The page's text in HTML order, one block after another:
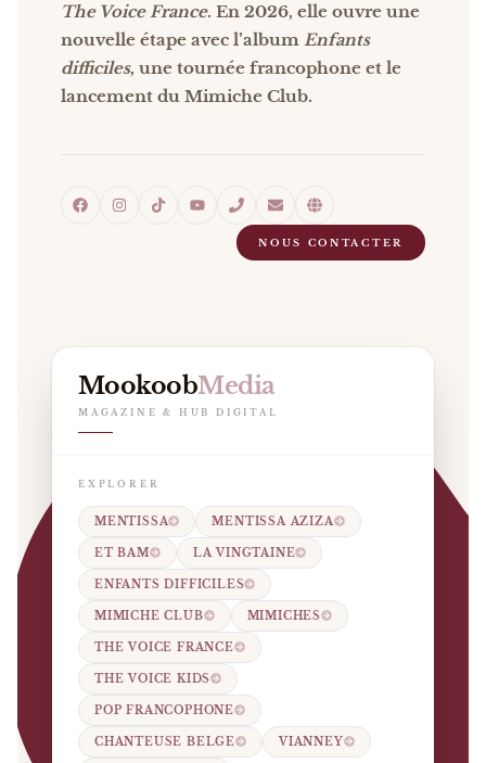
The Voice France. En 2026, elle ouvre une
nouvelle étape avec l’album Enfants
difficiles, une tournée francophone et le
lancement du Mimiche Club.
NOUS CONTACTER
MookoobMedia
MAGAZINE & HUB DIGITAL
EXPLORER
MENTISSA MENTISSA AZIZA
ET BAM LA VINGTAINE
ENFANTS DIFFICILES
MIMICHE CLUB MIMICHES
THE VOICE FRANCE
THE VOICE KIDS
POP FRANCOPHONE
CHANTEUSE BELGE VIANNEY